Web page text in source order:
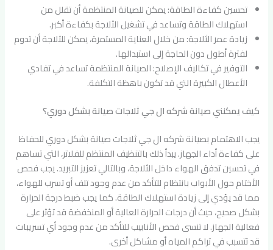
تحسين كفاءة الطاقة: يمكن للصيانة المنتظمة أن تقلل من
استهلاك الطاقة وتساعد في تشغيل الثلاجة بكفاءة أكبر.
زيادة عمر الثلاجة: من خلال العناية المستمرة، يمكن للثلاجة أن تدوم
لفترة أطول دون الحاجة إلى استبدالها.
التوفير في تكاليف الإصلاح: الصيانة المنتظمة تساعد في تفادي
الأعطال الكبيرة التي قد تكون باهظة التكلفة.
كيف يمكنني صيانة شركه ال جي ثلاجات صيانة بشكل دوري؟
يجب الاهتمام بصيانة شركه ال جي ثلاجات صيانة بشكل دوري للحفاظ
على كفاءة أداء الجهاز. يبدأ ذلك بالتنظيف المنتظم للفلاتر، التي تساهم
في تحسين تدفق الهواء داخل الثلاجة، وبالتالي تعزيز التبريد. يجب فحص
الأختام حول الأبواب بانتظام للتأكد من عدم وجود تلف أو تسرب للهواء،
مما قد يؤدي إلى زيادة استهلاك الطاقة. كما يجب ضبط درجة الحرارة
بشكل صحيح، حيث أن درجات الحرارة العالية أو المنخفضة قد تؤثر على
فعالية الجهاز. لا تنسى فحص الأنابيب للتأكد من عدم وجود أي تسريبات
قد تتسبب في تراكم المياه أو مشاكل أخرى.